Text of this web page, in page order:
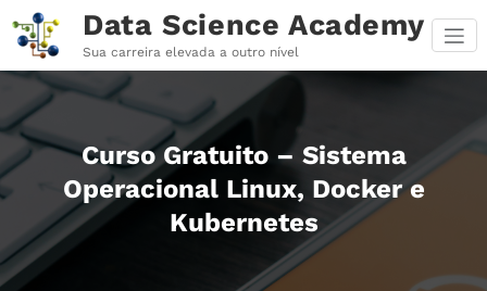
para
conteúdo
Data Science Academy
Sua carreira elevada a outro nível
Curso Gratuito – Sistema
Operacional Linux, Docker e
Kubernetes